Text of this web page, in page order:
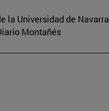
la Universidad de Navarra
Montañés